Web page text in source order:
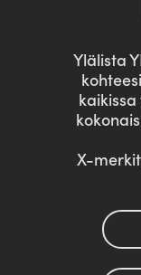
Ylälista
X-